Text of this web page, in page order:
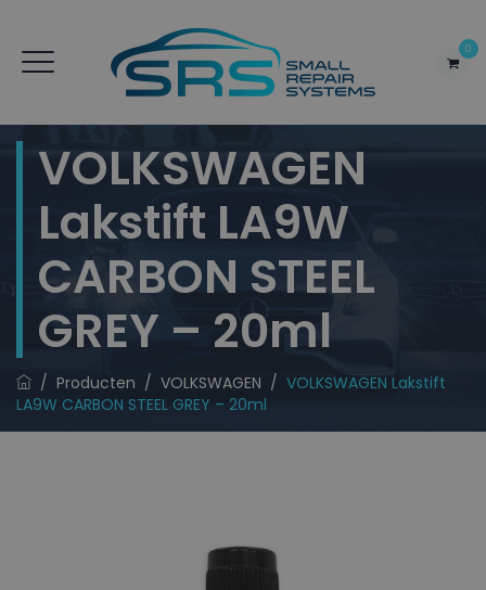
0
VOLKSWAGEN
Lakstift LA9W
CARBON STEEL
GREY – 20ml
/ Producten / VOLKSWAGEN / VOLKSWAGEN Lakstift
LA9W CARBON STEEL GREY – 20ml